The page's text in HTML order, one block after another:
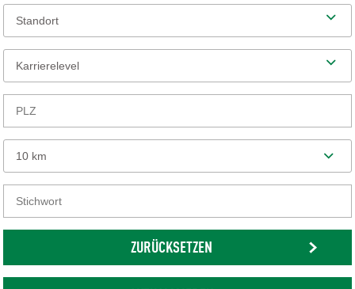
Standort
Karrierelevel
10 km
ZURÜCKSETZEN